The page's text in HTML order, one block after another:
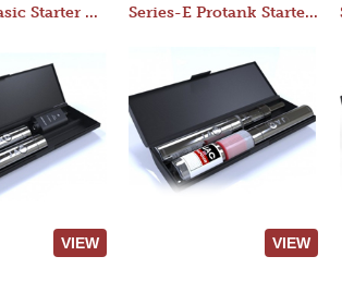
Series-E Basic Starter Kit (No Tank)
VIEW
Series-E Protank Starter Kit
VIEW